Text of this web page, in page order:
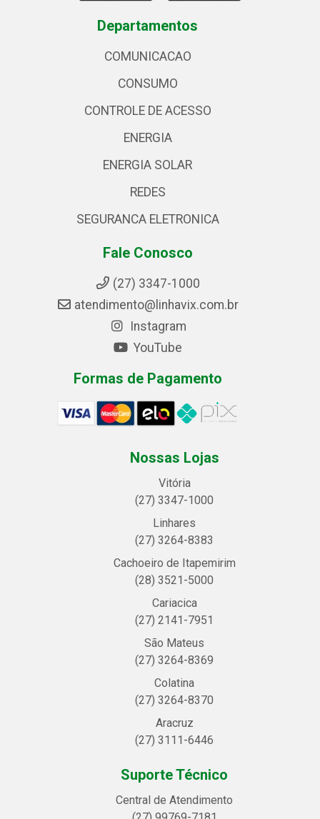
Departamentos
COMUNICACAO
CONSUMO
CONTROLE DE ACESSO
ENERGIA
ENERGIA SOLAR
REDES
SEGURANCA ELETRONICA
Fale Conosco
(27) 3347-1000
atendimento@linhavix.com.br
Instagram
YouTube
Formas de Pagamento
Nossas Lojas
Vitória
(27) 3347-1000
Linhares
(27) 3264-8383
Cachoeiro de Itapemirim
(28) 3521-5000
Cariacica
(27) 2141-7951
São Mateus
(27) 3264-8369
Colatina
(27) 3264-8370
Aracruz
(27) 3111-6446
Suporte Técnico
Central de Atendimento